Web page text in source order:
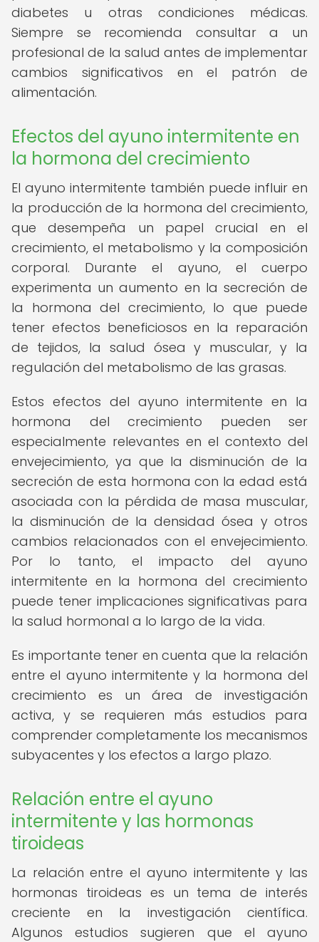
diabetes u otras condiciones médicas.
Siempre se recomienda consultar a un
profesional de la salud antes de implementar
cambios significativos en el patrón de
alimentación.
Efectos del ayuno intermitente en
la hormona del crecimiento
El ayuno intermitente también puede influir en
la producción de la hormona del crecimiento,
que desempeña un papel crucial en el
crecimiento, el metabolismo y la composición
corporal. Durante el ayuno, el cuerpo
experimenta un aumento en la secreción de
la hormona del crecimiento, lo que puede
tener efectos beneficiosos en la reparación
de tejidos, la salud ósea y muscular, y la
regulación del metabolismo de las grasas.
Estos efectos del ayuno intermitente en la
hormona del crecimiento pueden ser
especialmente relevantes en el contexto del
envejecimiento, ya que la disminución de la
secreción de esta hormona con la edad está
asociada con la pérdida de masa muscular,
la disminución de la densidad ósea y otros
cambios relacionados con el envejecimiento.
Por lo tanto, el impacto del ayuno
intermitente en la hormona del crecimiento
puede tener implicaciones significativas para
la salud hormonal a lo largo de la vida.
Es importante tener en cuenta que la relación
entre el ayuno intermitente y la hormona del
crecimiento es un área de investigación
activa, y se requieren más estudios para
comprender completamente los mecanismos
subyacentes y los efectos a largo plazo.
Relación entre el ayuno
intermitente y las hormonas
tiroideas
La relación entre el ayuno intermitente y las
hormonas tiroideas es un tema de interés
creciente en la investigación científica.
Algunos estudios sugieren que el ayuno